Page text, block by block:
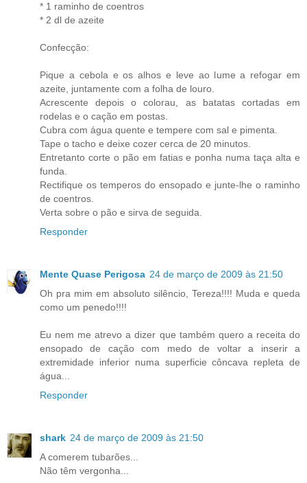
* 1 raminho de coentros
* 2 dl de azeite
Confecção:
Pique a cebola e os alhos e leve ao lume a refogar em
azeite, juntamente com a folha de louro.
Acrescente depois o colorau, as batatas cortadas em
rodelas e o cação em postas.
Cubra com água quente e tempere com sal e pimenta.
Tape o tacho e deixe cozer cerca de 20 minutos.
Entretanto corte o pão em fatias e ponha numa taça alta e
funda.
Rectifique os temperos do ensopado e junte-lhe o raminho
de coentros.
Verta sobre o pão e sirva de seguida.
Responder
Mente Quase Perigosa 24 de março de 2009 às 21:50
Oh pra mim em absoluto silêncio, Tereza!!!! Muda e queda
como um penedo!!!!
Eu nem me atrevo a dizer que também quero a receita do
ensopado de cação com medo de voltar a inserir a
extremidade inferior numa superficie côncava repleta de
água...
Responder
shark 24 de março de 2009 às 21:50
A comerem tubarões...
Não têm vergonha...